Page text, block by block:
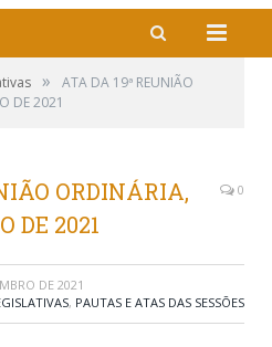
»
ATA DA 19ª REUNIÃO
DE 2021
ORDINÁRIA,
DE 2021
0
DE 2021
, PAUTAS E ATAS DAS SESSÕES